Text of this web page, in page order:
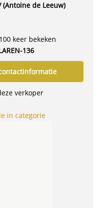
(Antoine de Leeuw)
keer bekeken
136
verkoper
in categorie